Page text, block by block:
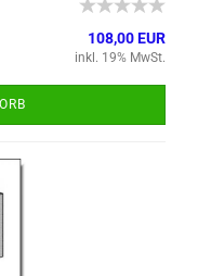
108,00 EUR
inkl. 19% MwSt.